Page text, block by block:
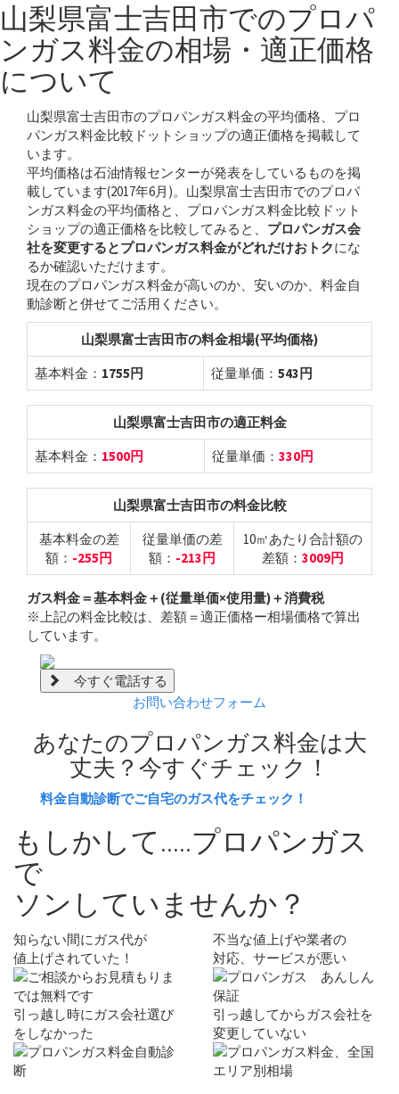
山梨県富士吉田市でのプロパ
ンガス料金の相場・適正価格
について
山梨県富士吉田市のプロパンガス料金の平均価格、プロ
パンガス料金比較ドットショップの適正価格を掲載して
います。
平均価格は石油情報センターが発表をしているものを掲
載しています(2017年6月)。山梨県富士吉田市でのプロパ
ンガス料金の平均価格と、プロパンガス料金比較ドット
ショップの適正価格を比較してみると、 プロパンガス会
社を変更するとプロパンガス料金がどれだけおトクにな
るか確認いただけます。
現在のプロパンガス料金が高いのか、安いのか、料金自
動診断と併せてご活用ください。
山梨県富士吉田市の料金相場(平均価格)
基本料金： 1755円 従量単価： 543円
山梨県富士吉田市の適正料金
基本料金： 1500円 従量単価： 330円
山梨県富士吉田市の料金比較
基本料金の差
額： -255円
従量単価の差
額： -213円
10㎥あたり合計額の
差額： 3009円
ガス料金＝基本料金＋(従量単価×使用量)＋消費税
※上記の料金比較は、差額＝適正価格ー相場価格で算出
しています。
今すぐ電話する
お問い合わせフォーム
あなたのプロパンガス料金は大
丈夫？ 今すぐチェック！
料金自動診断でご自宅のガス代をチェック！
もしかして.....プロパンガス
で
ソン していませんか？
知らない間にガス代が
値上げされていた！
不当な値上げや業者の
対応、サービスが悪い
引っ越し時にガス会社選び
をしなかった
引っ越してからガス会社を
変更していない